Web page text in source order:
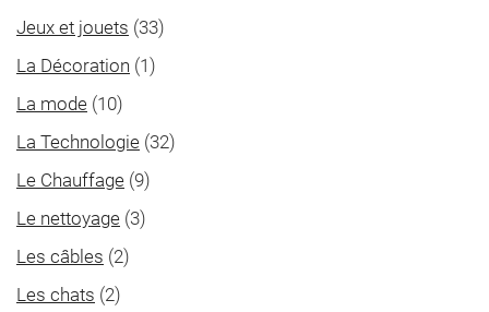
Jeux et jouets (33)
La Décoration (1)
La mode (10)
La Technologie (32)
Le Chauffage (9)
Le nettoyage (3)
Les câbles (2)
Les chats (2)